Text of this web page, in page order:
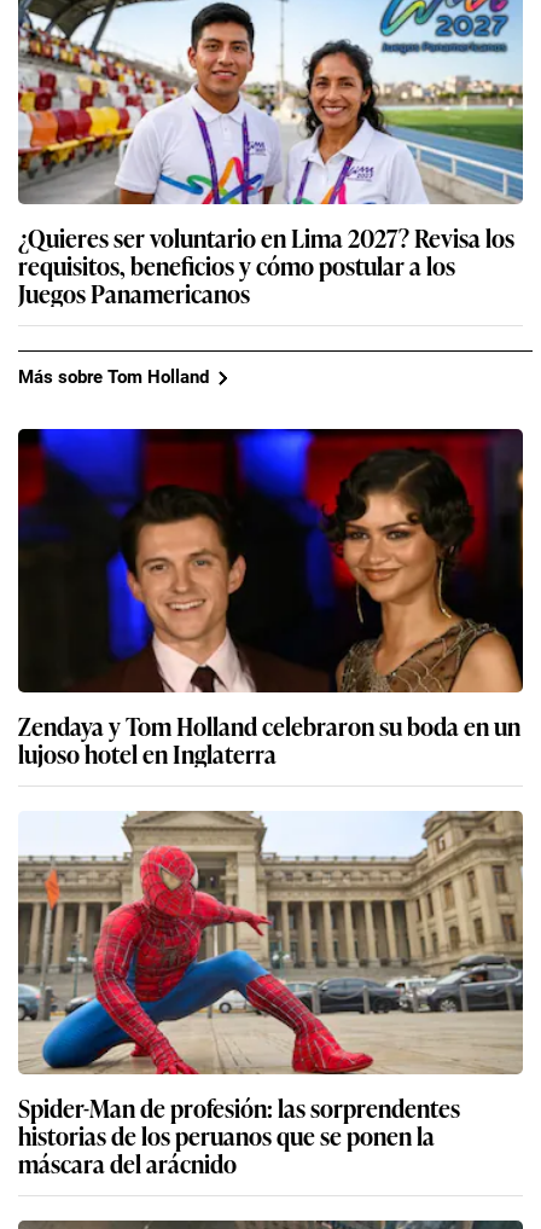
¿Quieres ser voluntario en Lima 2027? Revisa los
requisitos, beneficios y cómo postular a los
Juegos Panamericanos
Más sobre Tom Holland
Zendaya y Tom Holland celebraron su boda en un
lujoso hotel en Inglaterra
Spider-Man de profesión: las sorprendentes
historias de los peruanos que se ponen la
máscara del arácnido